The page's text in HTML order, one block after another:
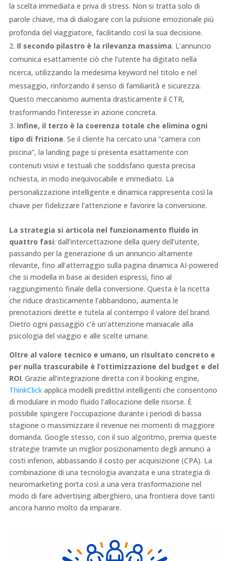
la scelta immediata e priva di stress. Non si tratta solo di
parole chiave, ma di dialogare con la pulsione emozionale più
profonda del viaggiatore, facilitando così la sua decisione.
Il secondo pilastro è la rilevanza massima. L’annuncio
comunica esattamente ciò che l’utente ha digitato nella
ricerca, utilizzando la medesima keyword nel titolo e nel
messaggio, rinforzando il senso di familiarità e sicurezza.
Questo meccanismo aumenta drasticamente il CTR,
trasformando l’interesse in azione concreta.
Infine, il terzo è la coerenza totale che elimina ogni
tipo di frizione. Se il cliente ha cercato una “camera con
piscina”, la landing page si presenta esattamente con
contenuti visivi e testuali che soddisfano questa precisa
richiesta, in modo inequivocabile e immediato. La
personalizzazione intelligente e dinamica rappresenta così la
chiave per fidelizzare l’attenzione e favorire la conversione.
La strategia si articola nel funzionamento fluido in
quattro fasi: dall’intercettazione della query dell’utente,
passando per la generazione di un annuncio altamente
rilevante, fino all’atterraggio sulla pagina dinamica AI-powered
che si modella in base ai desideri espressi, fino al
raggiungimento finale della conversione. Questa è la ricetta
che riduce drasticamente l’abbandono, aumenta le
prenotazioni dirette e tutela al contempo il valore del brand.
Dietro ogni passaggio c’è un’attenzione maniacale alla
psicologia del viaggio e alle scelte umane.
Oltre al valore tecnico e umano, un risultato concreto e
per nulla trascurabile è l’ottimizzazione del budget e del
ROI. Grazie all’integrazione diretta con il booking engine,
ThinkClickapplica modelli predittivi intelligenti che consentono
di modulare in modo fluido l’allocazione delle risorse. È
possibile spingere l’occupazione durante i periodi di bassa
stagione o massimizzare il revenue nei momenti di maggiore
domanda. Google stesso, con il suo algoritmo, premia queste
strategie tramite un miglior posizionamento degli annunci a
costi inferiori, abbassando il costo per acquisizione (CPA). La
combinazione di una tecnologia avanzata e una strategia di
neuromarketing porta così a una vera trasformazione nel
modo di fare advertising alberghiero, una frontiera dove tanti
ancora hanno molto da imparare.